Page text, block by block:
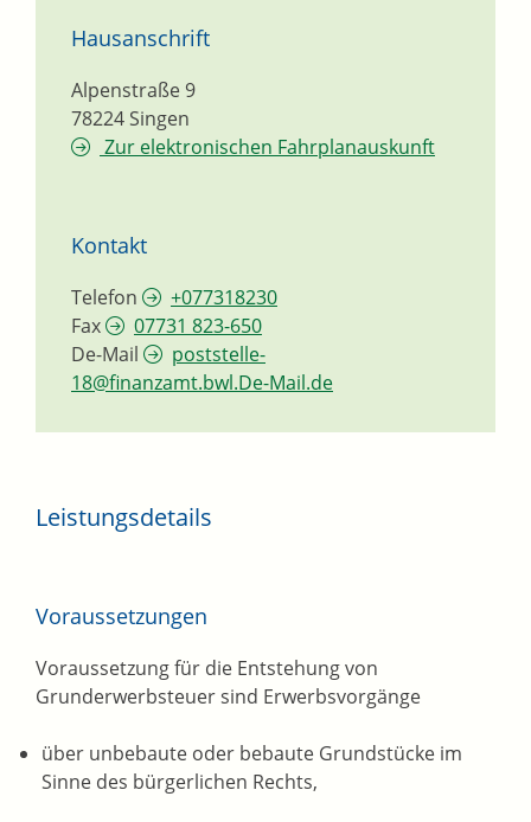
Hausanschrift
Alpenstraße 9
78224Singen
Zur elektronischen Fahrplanauskunft
Kontakt
Telefon
+077318230
Fax
07731 823-650
De-Mail
poststelle-
18@finanzamt.bwl.De-Mail.de
Leistungsdetails
Voraussetzungen
Voraussetzung für die Entstehung von
Grunderwerbsteuer sind Erwerbsvorgänge
über unbebaute oder bebaute Grundstücke im
Sinne des bürgerlichen Rechts,